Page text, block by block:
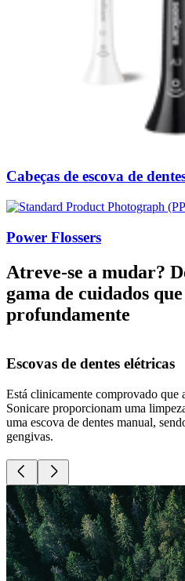
Cabeças de escova de
Power Flossers
Atreve-se a mudar?
gama de cuidados
profundamente
Escovas de dentes elétricas
Está clinicamente comprovado que
Sonicare proporcionam uma
uma escova de dentes manual,
gengivas.